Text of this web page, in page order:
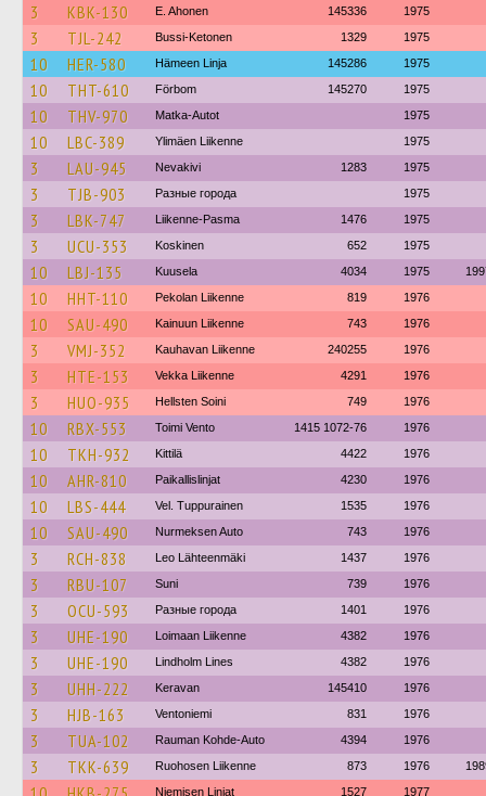
3 KBK-130 E. Ahonen 145336 1975
3 TJL-242 Bussi-Ketonen 1329 1975
10 HER-580 Hämeen Linja 145286 1975
10 THT-610 Förbom 145270 1975
10 THV-970 Matka-Autot 1975
10 LBC-389 Ylimäen Liikenne 1975
3 LAU-945 Nevakivi 1283 1975
3 TJB-903 Разные города 1975
3 LBK-747 Liikenne-Pasma 1476 1975
3 UCU-353 Koskinen 652 1975
10 LBJ-135 Kuusela 4034 1975
10 HHT-110 Pekolan Liikenne 819 1976
10 SAU-490 Kainuun Liikenne 743 1976
3 VMJ-352 Kauhavan Liikenne 240255 1976
3 HTE-153 Vekka Liikenne 4291 1976
3 HUO-935 Hellsten Soini 749 1976
10 RBX-553 Toimi Vento 1415 1072-76 1976
10 TKH-932 Kittilä 4422 1976
10 AHR-810 Paikallislinjat 4230 1976
10 LBS-444 Vel. Tuppurainen 1535 1976
10 SAU-490 Nurmeksen Auto 743 1976
3 RCH-838 Leo Lähteenmäki 1437 1976
3 RBU-107 Suni 739 1976
3 OCU-593 Разные города 1401 1976
3 UHE-190 Loimaan Liikenne 4382 1976
3 UHE-190 Lindholm Lines 4382 1976
3 UHH-222 Keravan 145410 1976
3 HJB-163 Ventoniemi 831 1976
3 TUA-102 Rauman Kohde-Auto 4394 1976
3 TKK-639 Ruohosen Liikenne 873 1976
Niemisen Linjat 1527 1977